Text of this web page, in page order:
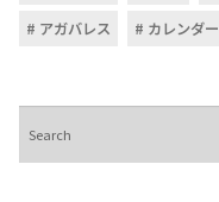
アガバレス
カレンダー
索